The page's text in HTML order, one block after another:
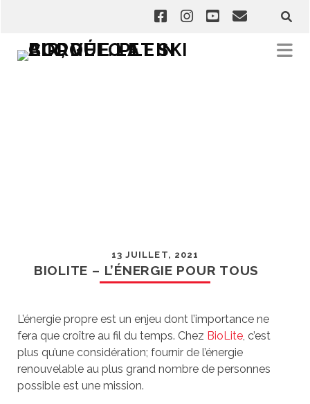
13 JUILLET, 2021
BIOLITE – L’ÉNERGIE POUR TOUS
L’énergie propre est un enjeu dont l’importance ne
fera que croître au fil du temps. Chez BioLite, c’est
plus qu’une considération; fournir de l’énergie
renouvelable au plus grand nombre de personnes
possible est une mission.